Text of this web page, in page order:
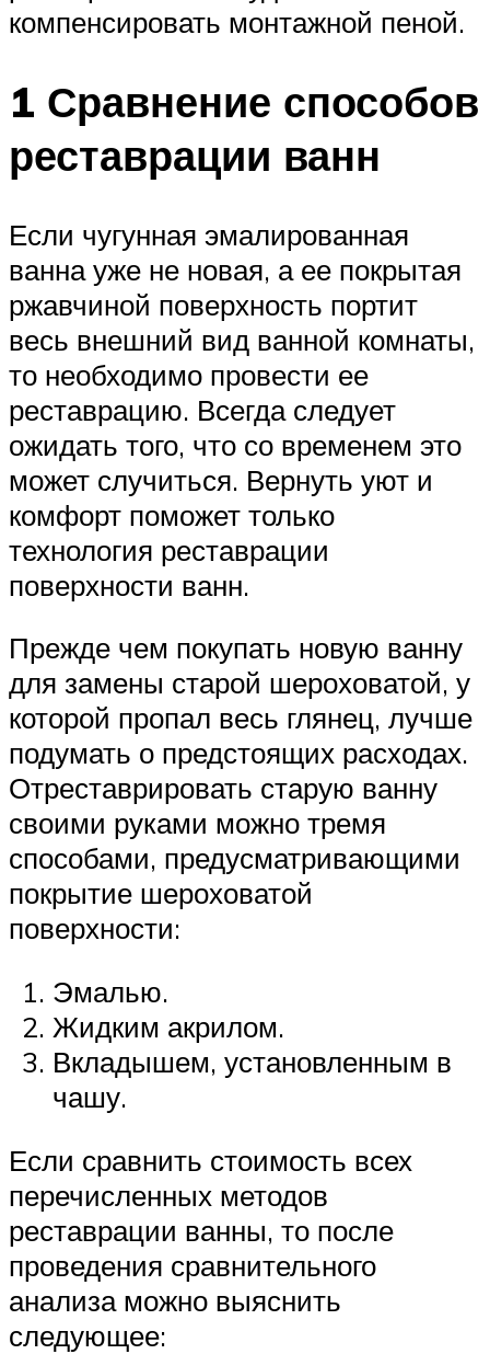
компенсировать монтажной пеной.
1 Сравнение способов
реставрации ванн
Если чугунная эмалированная
ванна уже не новая, а ее покрытая
ржавчиной поверхность портит
весь внешний вид ванной комнаты,
то необходимо провести ее
реставрацию. Всегда следует
ожидать того, что со временем это
может случиться. Вернуть уют и
комфорт поможет только
технология реставрации
поверхности ванн.
Прежде чем покупать новую ванну
для замены старой шероховатой, у
которой пропал весь глянец, лучше
подумать о предстоящих расходах.
Отреставрировать старую ванну
своими руками можно тремя
способами, предусматривающими
покрытие шероховатой
поверхности:
Эмалью.
Жидким акрилом.
Вкладышем, установленным в
чашу.
Если сравнить стоимость всех
перечисленных методов
реставрации ванны, то после
проведения сравнительного
анализа можно выяснить
следующее: